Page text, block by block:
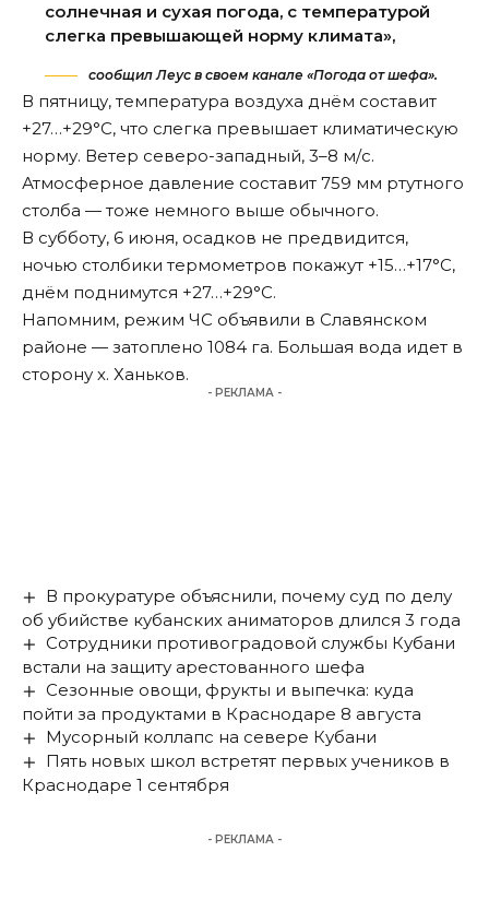
солнечная и сухая погода, с температурой
слегка превышающей норму климата»,
сообщил Леус в своем канале «Погода от шефа».
В пятницу, температура воздуха днём составит
+27…+29°С, что слегка превышает климатическую
норму. Ветер северо-западный, 3–8 м/с.
Атмосферное давление составит 759 мм ртутного
столба — тоже немного выше обычного.
В субботу, 6 июня, осадков не предвидится,
ночью столбики термометров покажут +15…+17°С,
днём поднимутся +27…+29°С.
Напомним, режим ЧС объявили в Славянском
районе — затоплено 1084 га. Большая вода идет в
сторону х. Ханьков.
- РЕКЛАМА -
В прокуратуре объяснили, почему суд по делу
об убийстве кубанских аниматоров длился 3 года
Сотрудники противоградовой службы Кубани
встали на защиту арестованного шефа
Сезонные овощи, фрукты и выпечка: куда
пойти за продуктами в Краснодаре 8 августа
Мусорный коллапс на севере Кубани
Пять новых школ встретят первых учеников в
Краснодаре 1 сентября
- РЕКЛАМА -